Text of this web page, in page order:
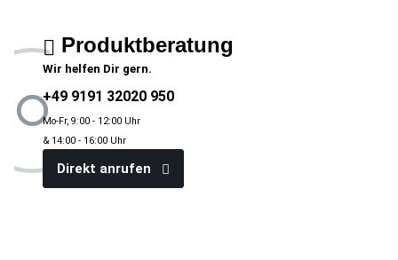
Produktberatung
Wir helfen Dir gern.
+49 9191 32020 950
Mo-Fr, 9:00 - 12:00 Uhr
& 14:00 - 16:00 Uhr
Direkt anrufen